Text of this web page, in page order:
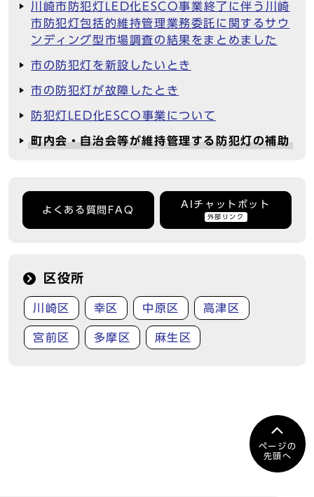
川崎市防犯灯LED化ESCO事業終了に伴う川崎
市防犯灯包括的維持管理業務委託に関するサウ
ンディング型市場調査の結果をまとめました
市の防犯灯を新設したいとき
市の防犯灯が故障したとき
防犯灯LED化ESCO事業について
町内会・自治会等が維持管理する防犯灯の補助
よくある質問FAQ
AIチャットボット
外部リンク
区役所
川崎区 幸区 中原区 高津区
宮前区 多摩区 麻生区
ページの
先頭へ